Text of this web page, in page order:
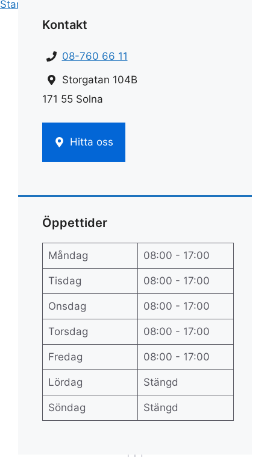
Start
Kontakt
08-760 66 11
Storgatan 104B
171 55 Solna
Hitta oss
Öppettider
Måndag 08:00 - 17:00
Tisdag 08:00 - 17:00
Onsdag 08:00 - 17:00
Torsdag 08:00 - 17:00
Fredag 08:00 - 17:00
Lördag Stängd
Söndag Stängd